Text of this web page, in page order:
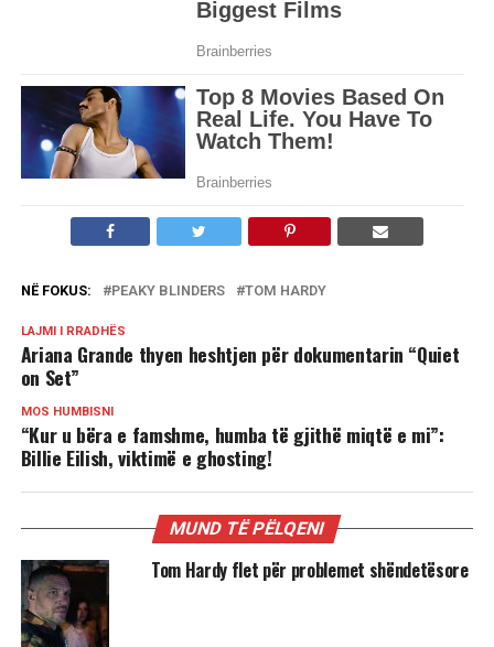
NË FOKUS: PEAKY BLINDERS TOM HARDY
LAJMI I RRADHËS
Ariana Grande thyen heshtjen për dokumentarin “Quiet
on Set”
MOS HUMBISNI
“Kur u bëra e famshme, humba të gjithë miqtë e mi”:
Billie Eilish, viktimë e ghosting!
MUND TË PËLQENI
Tom Hardy flet për problemet shëndetësore